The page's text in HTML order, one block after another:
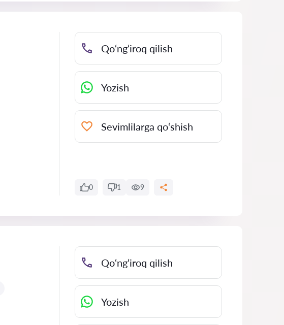
Qo‘ng‘iroq qilish
Yozish
Sevimlilarga qo‘shish
0 1 9
Qo‘ng‘iroq qilish
Yozish